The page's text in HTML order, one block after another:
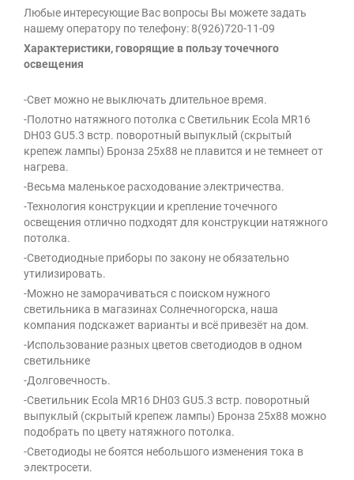
Любые интересующие Вас вопросы Вы можете задать
нашему оператору по телефону: 8(926)720-11-09
Характеристики, говорящие в пользу точечного
освещения
-Свет можно не выключать длительное время.
-Полотно натяжного потолка с Светильник Ecola MR16
DH03 GU5.3 встр. поворотный выпуклый (скрытый
крепеж лампы) Бронза 25x88 не плавится и не темнеет от
нагрева.
-Весьма маленькое расходование электричества.
-Технология конструкции и крепление точечного
освещения отлично подходят для конструкции натяжного
потолка.
-Светодиодные приборы по закону не обязательно
утилизировать.
-Можно не заморачиваться с поиском нужного
светильника в магазинах Солнечногорска, наша
компания подскажет варианты и всё привезёт на дом.
-Использование разных цветов светодиодов в одном
светильнике
-Долговечность.
-Светильник Ecola MR16 DH03 GU5.3 встр. поворотный
выпуклый (скрытый крепеж лампы) Бронза 25x88 можно
подобрать по цвету натяжного потолка.
-Светодиоды не боятся небольшого изменения тока в
электросети.